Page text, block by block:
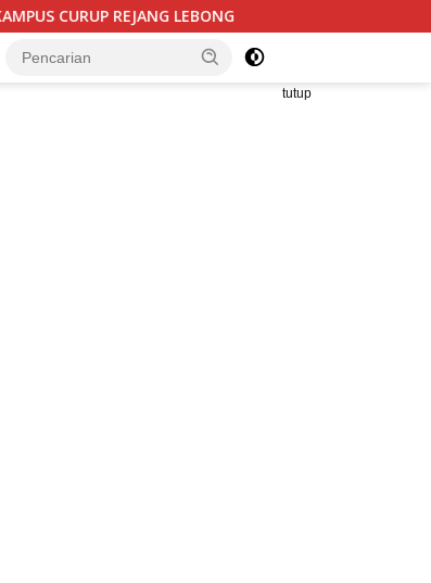
Bantuan UPPO Kelompok Tani Lembu Seto
tutup